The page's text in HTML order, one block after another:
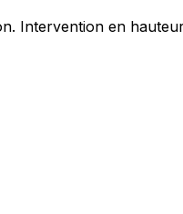
Intervention en